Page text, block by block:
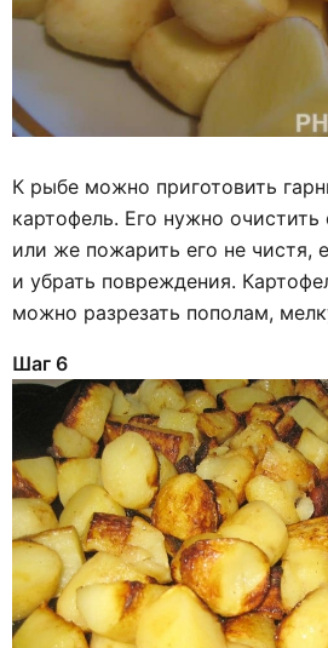
К рыбе можно приготовить
картофель. Его нужно
или же пожарить его не чистя,
и убрать повреждения.
можно разрезать пополам,
Шаг 6